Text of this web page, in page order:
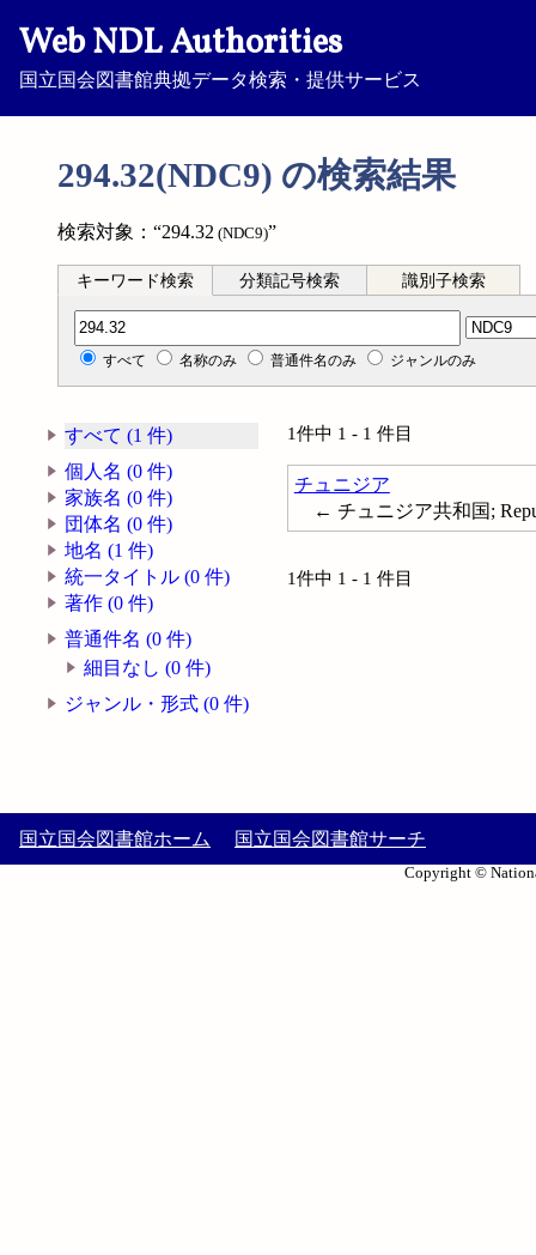
Web NDL Authorities
国立国会図書館典拠データ検索・提供サービス
294.32(NDC9) の検索結果
検索対象：“294.32 (NDC9)”
キーワード検索 分類記号検索 識別子検索
分類記号検索
すべて 名称のみ 普通件名のみ ジャンルのみ
すべて (1 件)
個人名 (0 件)
家族名 (0 件)
団体名 (0 件)
地名 (1 件)
統一タイトル (0 件)
著作 (0 件)
普通件名 (0 件)
細目なし (0 件)
ジャンル・形式 (0 件)
1件中 1 - 1 件目
チュニジア
← チュニジア共和国;
1件中 1 - 1 件目
国立国会図書館ホーム 国立国会図書館サーチ
Copyright ©